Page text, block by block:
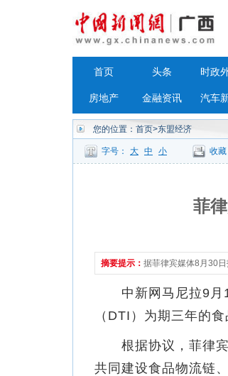
首页 头条 时政
房地产 金融资讯 汽车
您的位置： 首页>东盟经济
字号： 大 中 小 收藏
菲
摘要提示： 据菲律宾媒体8月30
中新网马尼拉9月1
（DTI）为期三年的
根据协议，菲律宾
共同建设食品物流链